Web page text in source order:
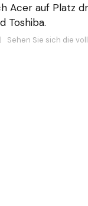
Acer auf Platz
Toshiba.
| Sehen Sie sich die